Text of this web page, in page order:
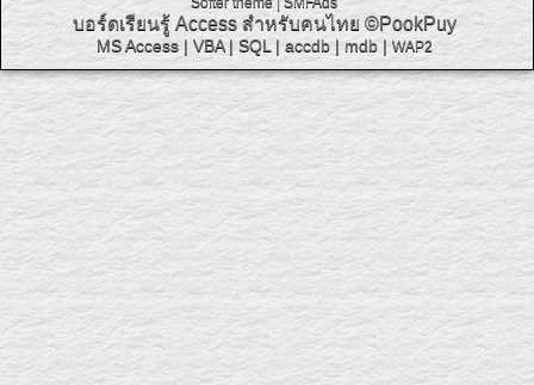
บอร์ดเรียนรู้ Access สำหรับคนไทย ©PookPuy
MS Access| VBA| SQL | accdb| mdb| WAP2